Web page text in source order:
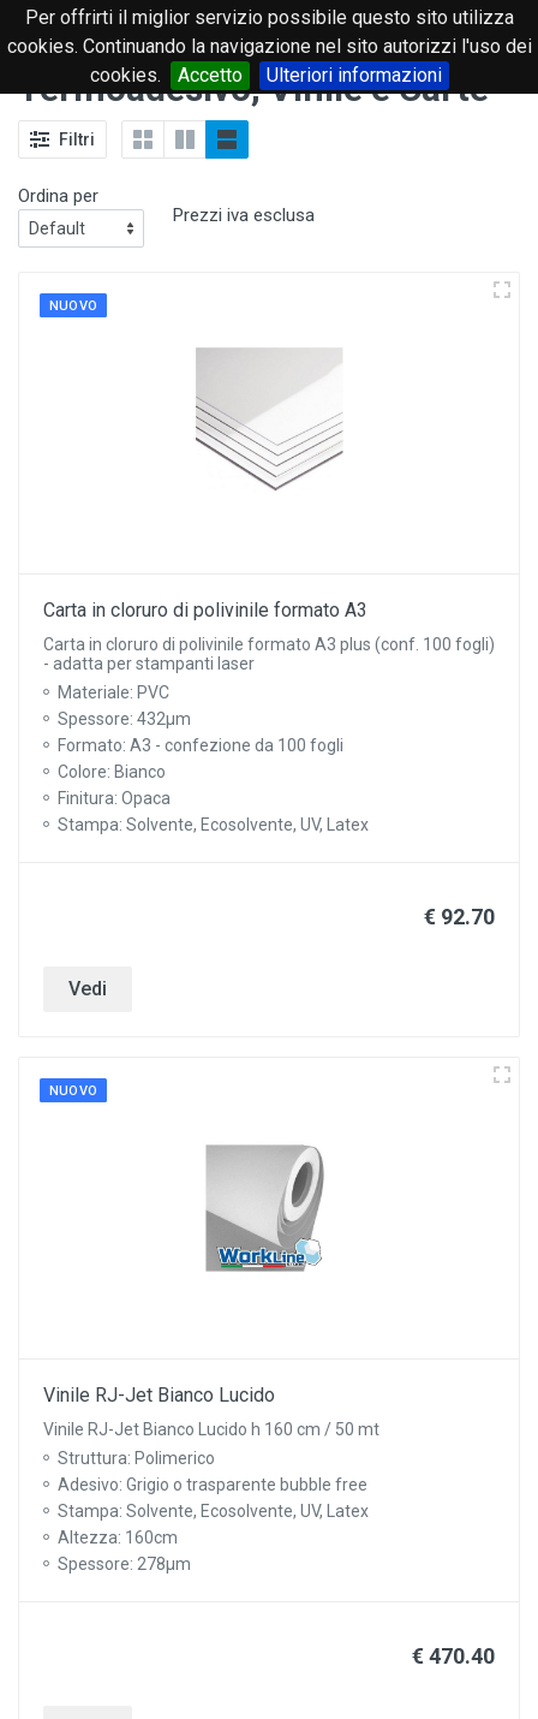
Per offrirti il miglior servizio possibile questo sito utilizza
cookies. Continuando la navigazione nel sito autorizzi l'uso dei
cookies.
Accetto Ulteriori informazioni
0
Termoadesivo, Vinile e Carte
Filtri
Ordina per
Prezzi iva esclusa
NUOVO
Carta in cloruro di polivinile formato A3
Carta in cloruro di polivinile formato A3 plus (conf. 100 fogli)
- adatta per stampanti laser
Materiale: PVC
Spessore: 432µm
Formato: A3 - confezione da 100 fogli
Colore: Bianco
Finitura: Opaca
Stampa: Solvente, Ecosolvente, UV, Latex
€ 92.70
Vedi
NUOVO
Vinile RJ-Jet Bianco Lucido
Vinile RJ-Jet Bianco Lucido h 160 cm / 50 mt
Struttura: Polimerico
Adesivo: Grigio o trasparente bubble free
Stampa: Solvente, Ecosolvente, UV, Latex
Altezza: 160cm
Spessore: 278µm
€ 470.40